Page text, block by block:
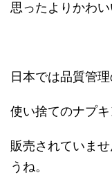
思ったよりかわい
日本では品質管
使い捨てのナプ
販売されていま
うね。